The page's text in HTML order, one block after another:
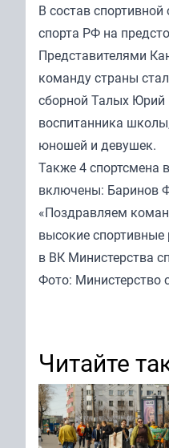
В состав
спорта РФ на
Представителями
команду страны
сборной Талых Юрий
воспитанника
юношей и девушек.
Также 4 спортсмена
включены: Баринов
«Поздравляем
высокие
в ВК Министерства
Фото: Министерство
Читайте